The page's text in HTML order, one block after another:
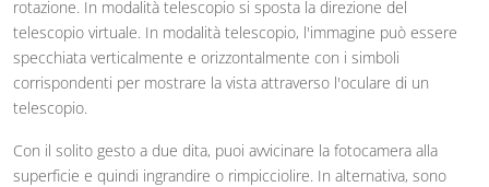
rotazione. In modalità telescopio si sposta la direzione del
telescopio virtuale. In modalità telescopio, l'immagine può essere
specchiata verticalmente e orizzontalmente con i simboli
corrispondenti per mostrare la vista attraverso l'oculare di un
telescopio.
Con il solito gesto a due dita, puoi avvicinare la fotocamera alla
superficie e quindi ingrandire o rimpicciolire. In alternativa, sono